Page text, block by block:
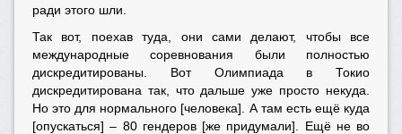
ради этого шли.
Так вот, поехав туда, они сами делают, чтобы все
международные соревнования были полностью
дискредитированы. Вот Олимпиада в Токио
дискредитирована так, что дальше уже просто некуда.
Но это для нормального [человека]. А там есть ещё куда
[опускаться] – 80 гендеров [же придумали]. Ещё не во